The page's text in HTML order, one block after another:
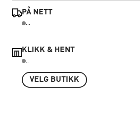
PÅ NETT
...
KLIKK & HENT
..
VELG BUTIKK